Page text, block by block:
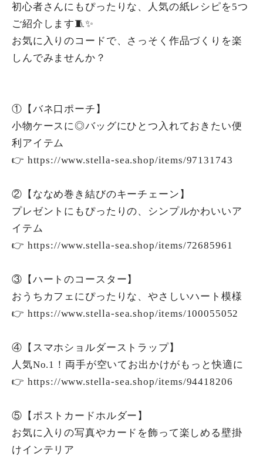
初心者さんにもぴったりな、人気の紙レシピを5つ
ご紹介します🧵✨
お気に入りのコードで、さっそく作品づくりを楽
しんでみませんか？
①【バネ口ポーチ】
小物ケースに◎バッグにひとつ入れておきたい便
利アイテム
👉 https://www.stella-sea.shop/items/97131743
②【ななめ巻き結びのキーチェーン】
プレゼントにもぴったりの、シンプルかわいいア
イテム
👉 https://www.stella-sea.shop/items/72685961
③【ハートのコースター】
おうちカフェにぴったりな、やさしいハート模様
👉 https://www.stella-sea.shop/items/100055052
④【スマホショルダーストラップ】
人気No.1！両手が空いてお出かけがもっと快適に
👉 https://www.stella-sea.shop/items/94418206
⑤【ポストカードホルダー】
お気に入りの写真やカードを飾って楽しめる壁掛
けインテリア